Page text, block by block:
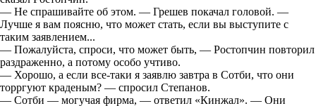
— Не спрашивайте об этом. — Грешев покачал головой. —
Лучше я вам поясню, что может стать, если вы выступите с
таким заявлением...
— Пожалуйста, спроси, что может быть, — Ростопчин повторил
раздраженно, а потому особо учтиво.
— Хорошо, а если все-таки я заявлю завтра в Сотби, что они
торргуют краденым? — спросил Степанов.
— Сотби — могучая фирма, — ответил «Кинжал». — Они